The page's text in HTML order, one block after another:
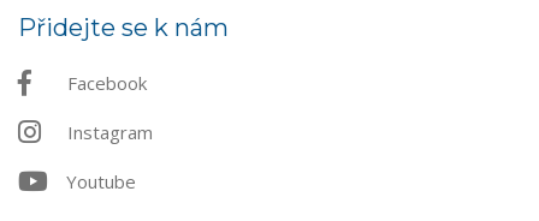
Přidejte se k nám
Facebook
Instagram
Youtube